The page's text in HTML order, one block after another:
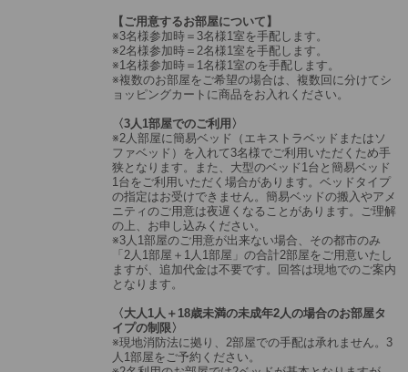
【ご用意するお部屋について】
※3名様参加時＝3名様1室を手配します。
※2名様参加時＝2名様1室を手配します。
※1名様参加時＝1名様1室のを手配します。
※複数のお部屋をご希望の場合は、複数回に分けてシ
ョッピングカートに商品をお入れください。
〈3人1部屋でのご利用〉
※2人部屋に簡易ベッド（エキストラベッドまたはソ
ファベッド）を入れて3名様でご利用いただくため手
狭となります。また、大型のベッド1台と簡易ベッド
1台をご利用いただく場合があります。ベッドタイプ
の指定はお受けできません。簡易ベッドの搬入やアメ
ニティのご用意は夜遅くなることがあります。ご理解
の上、お申し込みください。
※3人1部屋のご用意が出来ない場合、その都市のみ
「2人1部屋＋1人1部屋」の合計2部屋をご用意いたし
ますが、追加代金は不要です。回答は現地でのご案内
となります。
〈大人1人＋18歳未満の未成年2人の場合のお部屋タ
イプの制限〉
※現地消防法に拠り、2部屋での手配は承れません。3
人1部屋をご予約ください。